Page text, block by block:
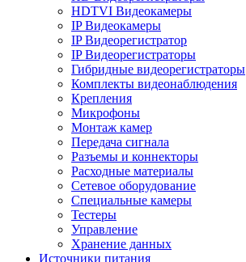
HDTVI Видеокамеры
IP Видеокамеры
IP Видеорегистратор
IP Видеорегистраторы
Гибридные видеорегистраторы
Комплекты видеонаблюдения
Крепления
Микрофоны
Монтаж камер
Передача сигнала
Разъемы и коннекторы
Расходные материалы
Сетевое оборудование
Специальные камеры
Тестеры
Управление
Хранение данных
Источники питания